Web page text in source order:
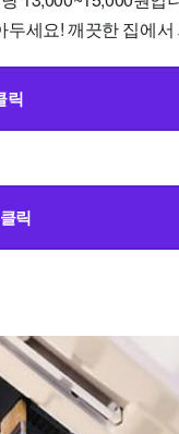
세요! 깨끗한 집에서
릭
릭